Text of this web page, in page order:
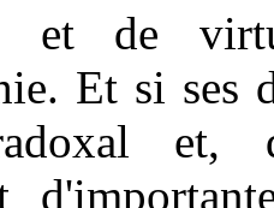
et de
Et si ses
et,